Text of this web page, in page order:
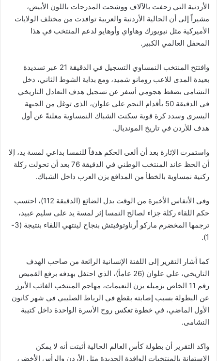
الأردنية التي زحفت بالآلاف ووشحت المدرجات باللون الأبيض،
مشيراً إلى أن الجالية الأردنية والعربية توافدت من مختلف الولايات
الأميركية مثل نيويورك وهاواي وأوهايو لدعم المنتخب في هذا
المحفل العالمي الكبير.
وافتتح المنتخب النمساوي التسجيل في الدقيقة 21 عبر تسديدة
بعيدة المدى للاعب رومانو شميد، ومع بداية الشوط الثاني، دخل
النشامى بضغط هجومي أسفر عن تسجيل هدف التعادل التاريخي
في الدقيقة 50 بأقدام النجم علي علوان، الذي توغل من الجبهة
اليسرى وسدد كرة قوية سكنت الشباك النمساوية معلنةً عن أول
هدف للأردن في تاريخ المونديال.
واستمرت الإثارة بعد أن ألغى الحكم هدفاً للنمسا بداعي لمسة يد، إلا
أن الحظ عاند المنتخب الوطني في الدقيقة 76 بعد أن تحولت ركلة
ركنية نمساوية بالخطأ من المدافع يزن العرب داخل الشباك.
وفي الأنفاس الأخيرة من الوقت بدل الضائع (الدقيقة 112)، احتسب
حكم اللقاء ركلة جزاء لصالح النمسا إثر لمسة يد على سليم عبيد،
ترجمها المخضرم ماركو أرناوتوفيتش بنجاح لينتهي اللقاء بنتيجة (3-
1).
كما أشار التقرير إلى اللفتة الإنسانية الرائعة من صاحب الهدف
التاريخي، علي علوان (26 عاماً)، الذي احتفل بهدفه برفع القميص
رقم 11 الخاص بزميله يزن النعيمات، مهاجم المنتخب الغائب الأبرز
عن البطولة بسبب إصابته بقطع في الرباط الصليبي في شهر كانون
الأول الماضي، في خطوة تعكس روح الأسرة الواحدة داخل كتيبة
النشامى.
واكد التقرير أن بطولة كأس العالم الحالية أثبتت أنه لا يمكن
الاستهانة بالمنتخبات الوافدة الجديدة مثل الأردن والرأس الأخضر،